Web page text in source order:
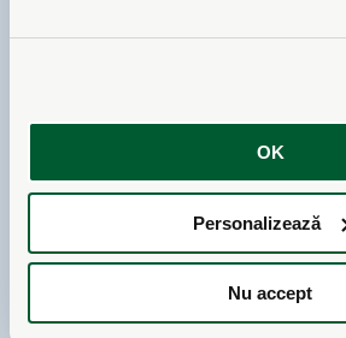
OK
Personalizează
Nu accept
COLECTOR VERTICAL
In stratul de subsol inferior al
“strat geotermal” se afla o
temperatura aproape
utilizata pe toata perioada